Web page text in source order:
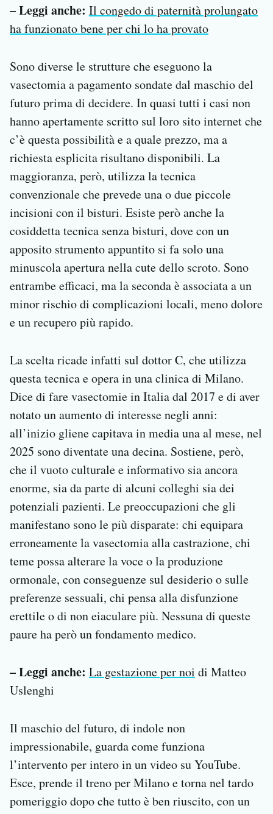
– Leggi anche: Il congedo di paternità prolungato
ha funzionato bene per chi lo ha provato
Sono diverse le strutture che eseguono la
vasectomia a pagamento sondate dal maschio del
futuro prima di decidere. In quasi tutti i casi non
hanno apertamente scritto sul loro sito internet che
c’è questa possibilità e a quale prezzo, ma a
richiesta esplicita risultano disponibili. La
maggioranza, però, utilizza la tecnica
convenzionale che prevede una o due piccole
incisioni con il bisturi. Esiste però anche la
cosiddetta tecnica senza bisturi, dove con un
apposito strumento appuntito si fa solo una
minuscola apertura nella cute dello scroto. Sono
entrambe efficaci, ma la seconda è associata a un
minor rischio di complicazioni locali, meno dolore
e un recupero più rapido.
La scelta ricade infatti sul dottor C, che utilizza
questa tecnica e opera in una clinica di Milano.
Dice di fare vasectomie in Italia dal 2017 e di aver
notato un aumento di interesse negli anni:
all’inizio gliene capitava in media una al mese, nel
2025 sono diventate una decina. Sostiene, però,
che il vuoto culturale e informativo sia ancora
enorme, sia da parte di alcuni colleghi sia dei
potenziali pazienti. Le preoccupazioni che gli
manifestano sono le più disparate: chi equipara
erroneamente la vasectomia alla castrazione, chi
teme possa alterare la voce o la produzione
ormonale, con conseguenze sul desiderio o sulle
preferenze sessuali, chi pensa alla disfunzione
erettile o di non eiaculare più. Nessuna di queste
paure ha però un fondamento medico.
– Leggi anche: La gestazione per noi di Matteo
Uslenghi
Il maschio del futuro, di indole non
impressionabile, guarda come funziona
l’intervento per intero in un video su YouTube.
Esce, prende il treno per Milano e torna nel tardo
pomeriggio dopo che tutto è ben riuscito, con un